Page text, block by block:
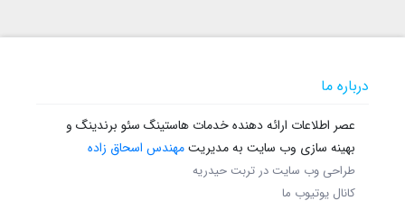
درباره ما
عصر اطلاعات ارائه دهنده خدمات هاستینگ سئو برندینگ و
بهینه سازی وب سایت به مدیریتمهندس اسحاق زاده
طراحی وب سایت در تربت حیدریه
کانال یوتیوب ما